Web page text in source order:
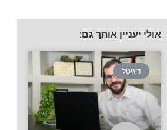
אולי יעניין אותך גם:
דיגיטל